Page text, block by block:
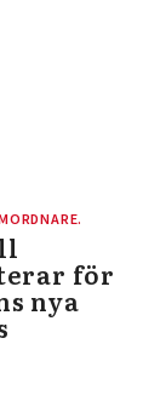
för
nya